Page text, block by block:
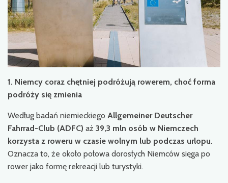
1. Niemcy coraz chętniej podróżują rowerem, choć forma
podróży się zmienia
Według badań niemieckiego Allgemeiner Deutscher
Fahrrad-Club (ADFC) aż 39,3 mln osób w Niemczech
korzysta z roweru w czasie wolnym lub podczas urlopu.
Oznacza to, że około połowa dorosłych Niemców sięga po
rower jako formę rekreacji lub turystyki.